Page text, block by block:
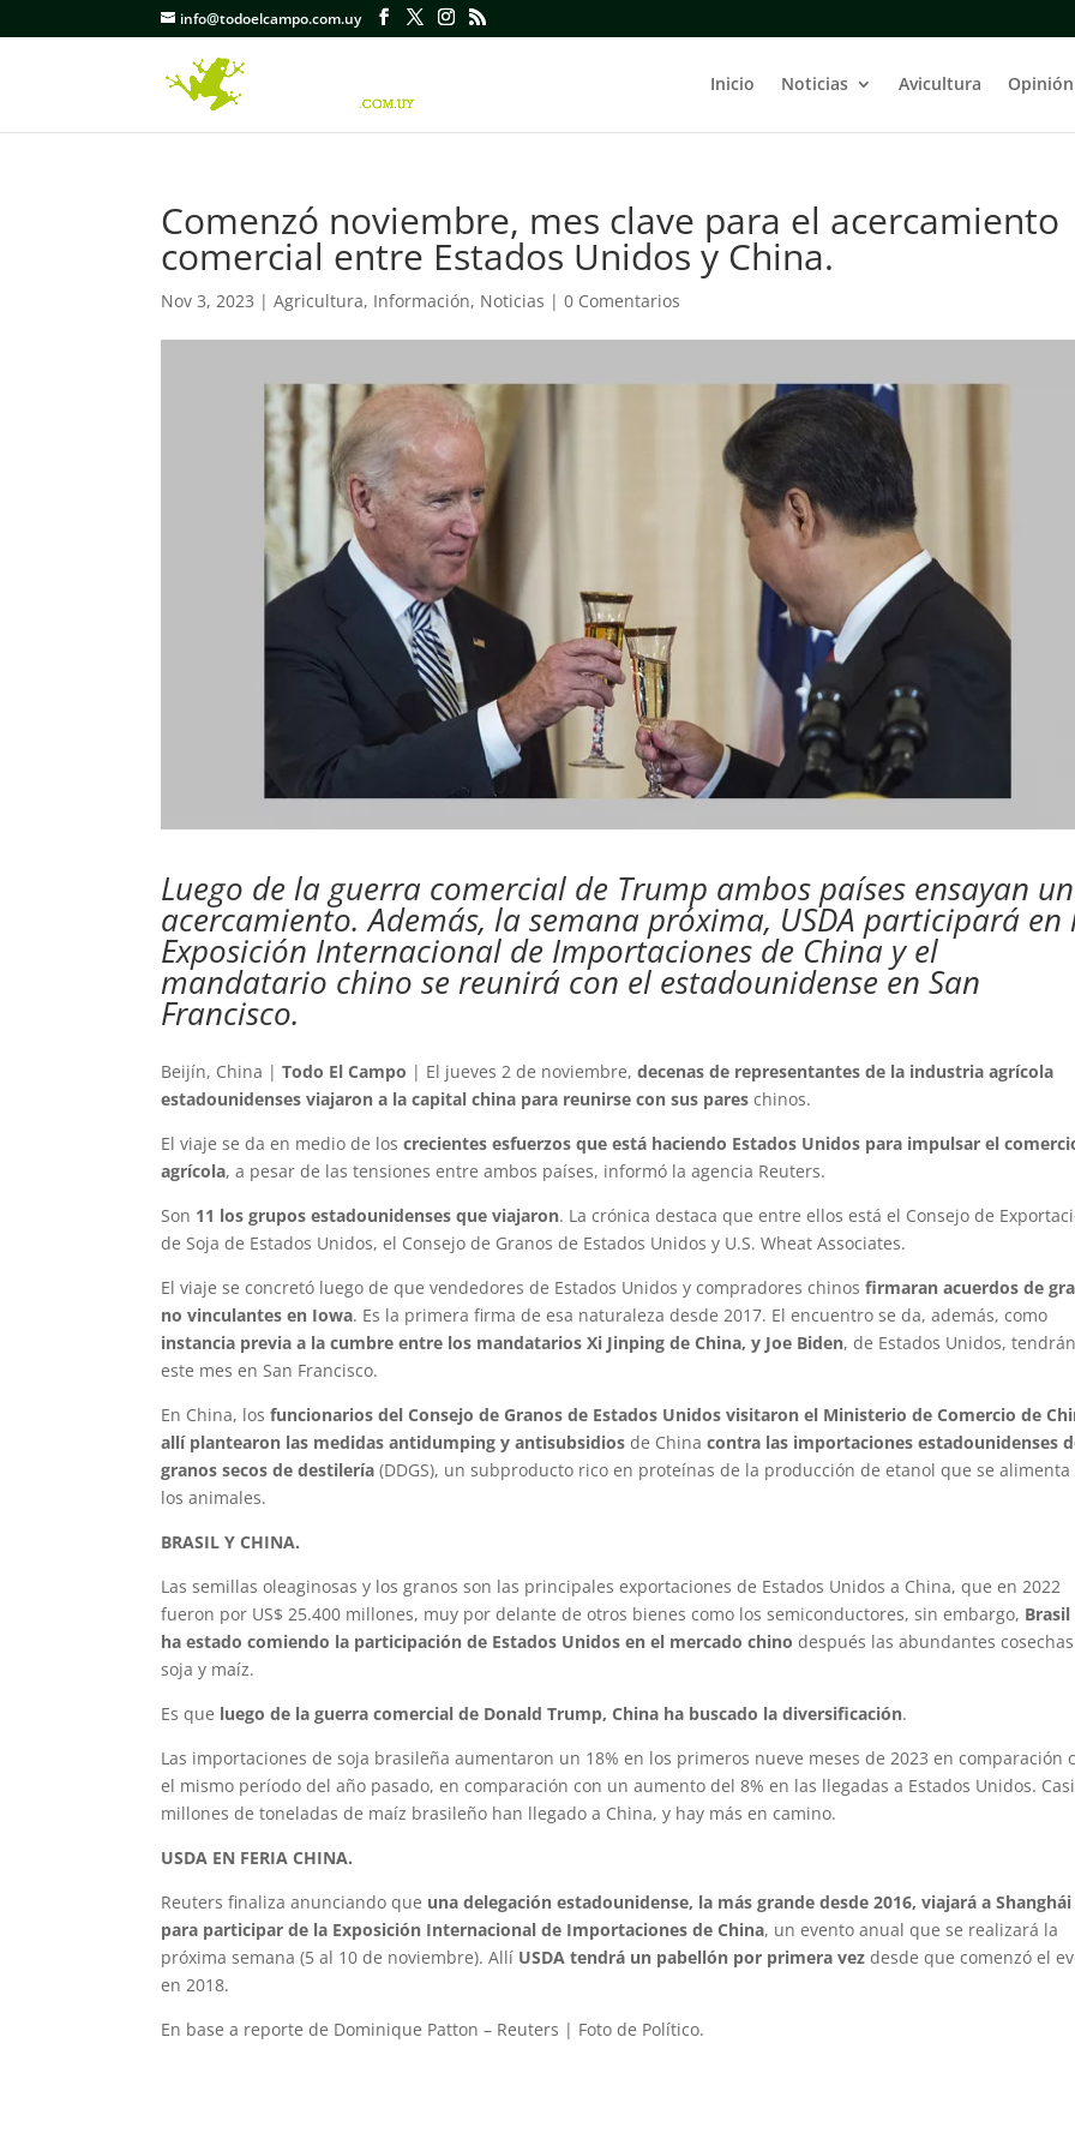
info@todoelcampo.com.uy
Inicio Noticias Avicultura Opinión
Comenzó noviembre, mes clave para el acercamiento
comercial entre Estados Unidos y China.
Nov 3, 2023 |Agricultura, Información, Noticias |0 Comentarios
Luego de la guerra comercial de Trump ambos países ensayan un
acercamiento. Además, la semana próxima, USDA participará en
Exposición Internacional de Importaciones de China y el
mandatario chino se reunirá con el estadounidense en San
Francisco.
Beijín, China |Todo El Campo | El jueves 2 de noviembre,decenas de representantes de la industria agrícola
estadounidenses viajaron a la capital china para reunirse con sus pares chinos.
El viaje se da en medio de loscrecientes esfuerzos que está haciendo Estados Unidos para impulsar el
agrícola, a pesar de las tensiones entre ambos países, informó la agencia Reuters.
Son 11 los grupos estadounidenses que viajaron. La crónica destaca que entre ellos está el Consejo de
de Soja de Estados Unidos, el Consejo de Granos de Estados Unidos y U.S. Wheat Associates.
El viaje se concretó luego de que vendedores de Estados Unidos y compradores chinosfirmaran acuerdos de
no vinculantes en Iowa. Es la primera firma de esa naturaleza desde 2017. El encuentro se da, además, como
instancia previa a la cumbre entre los mandatarios Xi Jinping de China, y Joe Biden, de Estados Unidos,
este mes en San Francisco.
En China, losfuncionarios del Consejo de Granos de Estados Unidos visitaron el Ministerio de Comercio de
allí plantearon las medidas antidumping y antisubsidios de Chinacontra las importaciones estadounidenses
granos secos de destilería (DDGS), un subproducto rico en proteínas de la producción de etanol que se alimenta
los animales.
BRASIL Y CHINA.
Las semillas oleaginosas y los granos son las principales exportaciones de Estados Unidos a China, que en 2022
fueron por US$ 25.400 millones, muy por delante de otros bienes como los semiconductores, sin embargo, Brasil
ha estado comiendo la participación de Estados Unidos en el mercado chinodespués las abundantes
soja y maíz.
Es que luego de la guerra comercial de Donald Trump, China ha buscado la diversificación.
Las importaciones de soja brasileña aumentaron un 18% en los primeros nueve meses de 2023 en comparación
el mismo período del año pasado, en comparación con un aumento del 8% en las llegadas a Estados Unidos.
millones de toneladas de maíz brasileño han llegado a China, y hay más en camino.
USDA EN FERIA CHINA.
Reuters finaliza anunciando que una delegación estadounidense, la más grande desde 2016, viajará a Shanghái
para participar de la Exposición Internacional de Importaciones de China, un evento anual que se realizará la
próxima semana (5 al 10 de noviembre). Allí USDA tendrá un pabellón por primera vez desde que comenzó el
en 2018.
En base a reporte de Dominique Patton – Reuters | Foto de Político.